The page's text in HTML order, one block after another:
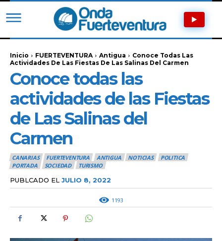
Inicio FUERTEVENTURA Antigua
Conoce Todas Las
Actividades De Las Fiestas De Las Salinas Del Carmen
Conoce todas las
actividades de las Fiestas
de Las Salinas del
Carmen
CANARIAS FUERTEVENTURA ANTIGUA NOTICIAS
POLITICA
PORTADA
SOCIEDAD TURISMO
PUBLCADO EL JULIO 8, 2022
1193